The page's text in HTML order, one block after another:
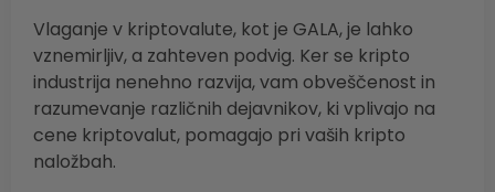
Vlaganje v kriptovalute, kot je GALA, je lahko
vznemirljiv, a zahteven podvig. Ker se kripto
industrija nenehno razvija, vam obveščenost in
razumevanje različnih dejavnikov, ki vplivajo na
cene kriptovalut, pomagajo pri vaših kripto
naložbah.